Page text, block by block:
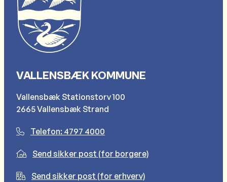
VALLENSBÆK KOMMUNE
Vallensbæk Stationstorv 100
2665 Vallensbæk Strand
Telefon: 4797 4000
Send sikker post (for borgere)
Send sikker post (for erhverv)